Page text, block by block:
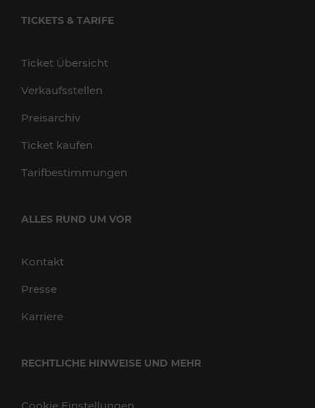
TICKETS & TARIFE
Ticket Übersicht
Verkaufsstellen
Preisarchiv
Ticket kaufen
Tarifbestimmungen
ALLES RUND UM VOR
Kontakt
Presse
Karriere
RECHTLICHE HINWEISE UND MEHR